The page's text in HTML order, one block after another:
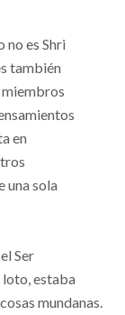
no es Shri
también
miembros
en
una sola
Ser
loto, estaba
mundanas.